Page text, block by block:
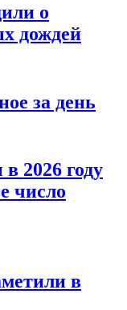
о
дождей
за день
2026 году
число
в